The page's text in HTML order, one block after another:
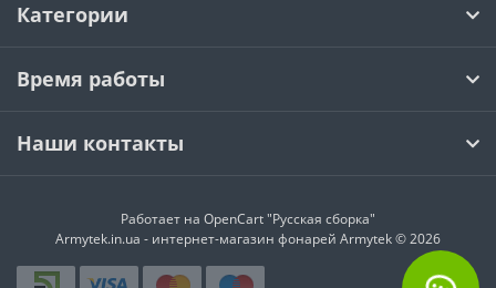
Категории
Время работы
Наши контакты
Работает на OpenCart "Русская сборка"
Armytek.in.ua - интернет-магазин фонарей Armytek © 2026